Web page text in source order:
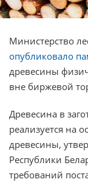
Министерство
опубликовало
древесины
вне биржевой
Древесина в
реализуется на
древесины,
Республики
требований